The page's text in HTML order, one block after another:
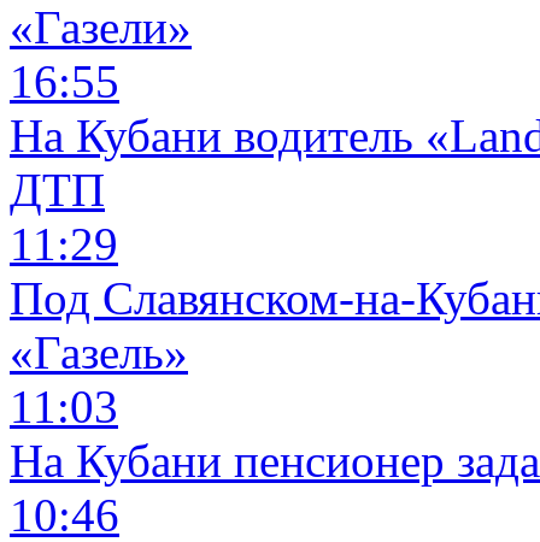
«Газели»
16:55
На Кубани водитель
ДТП
11:29
Под Славянском-на-
«Газель»
11:03
На Кубани пенсионер
10:46